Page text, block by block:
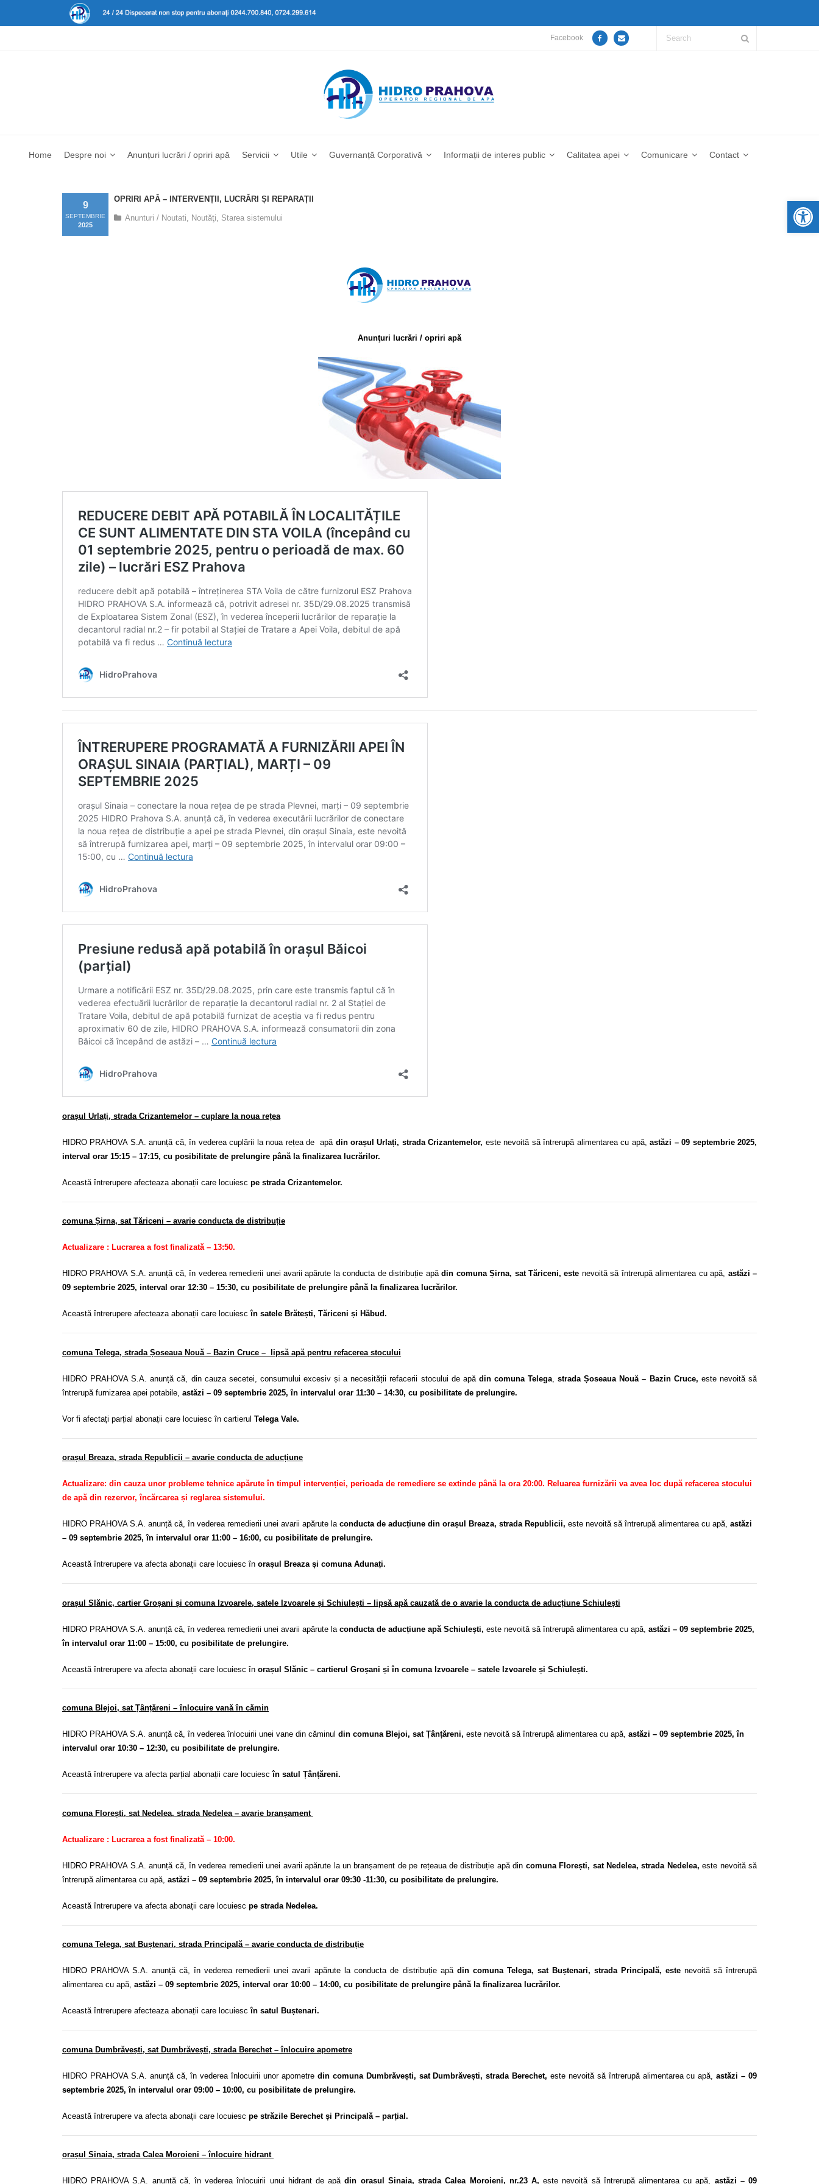
Facebook
Home Despre noi Anunțuri lucrări / opriri apă Servicii Utile Guvernanță Corporativă Informații de interes public Calitatea apei Comunicare Contact
OPRIRI APĂ – INTERVENȚII, LUCRĂRI ȘI REPARAȚII
9
SEPTEMBRIE
2025
Anunturi / Noutati Noutăţi Starea sistemului
Anunţuri lucrări / opriri apă
orașul Urlați, strada Crizantemelor – cuplare la noua rețea
HIDRO PRAHOVA S.A. anunță că, în vederea cuplării la noua rețea de apă din orașul Urlați, strada Crizantemelor, este nevoită să întrerupă alimentarea cu apă, astăzi – 09 septembrie 2025,
interval orar 15:15 – 17:15, cu posibilitate de prelungire până la finalizarea lucrărilor.
Această întrerupere afecteaza abonații care locuiesc pe strada Crizantemelor.
comuna Șirna, sat Tăriceni – avarie conducta de distribuție
Actualizare : Lucrarea a fost finalizată – 13:50.
HIDRO PRAHOVA S.A. anunță că, în vederea remedierii unei avarii apărute la conducta de distribuție apădin comuna Șirna, sat Tăriceni, este nevoită să întrerupă alimentarea cu apă, astăzi –
09 septembrie 2025, interval orar 12:30 – 15:30, cu posibilitate de prelungire până la finalizarea lucrărilor.
Această întrerupere afecteaza abonații care locuiescîn satele Brătești, Tăriceni și Hăbud.
comuna Telega, strada Șoseaua Nouă – Bazin Cruce – lipsă apă pentru refacerea stocului
HIDRO PRAHOVA S.A. anunță că, din cauza secetei, consumului excesiv și a necesității refacerii stocului de apă din comuna Telega ,strada Șoseaua Nouă – Bazin Cruce, este nevoită să
întrerupă furnizarea apei potabile, astăzi – 09 septembrie 2025, în intervalul orar 11:30 – 14:30, cu posibilitate de prelungire.
Vor fi afectați parțial abonații care locuiesc în cartierul Telega Vale.
orașul Breaza, strada Republicii – avarie conducta de aducțiune
Actualizare: din cauza unor probleme tehnice apărute în timpul intervenției, perioada de remediere se extinde până la ora 20:00. Reluarea furnizării va avea loc după refacerea stocului
de apă din rezervor, încărcarea și reglarea sistemului.
HIDRO PRAHOVA S.A. anunță că, în vederea remedierii unei avarii apărute la conducta de aducțiune din orașul Breaza, strada Republicii, este nevoită să întrerupă alimentarea cu apă, astăzi
– 09 septembrie 2025, în intervalul orar 11:00 – 16:00, cu posibilitate de prelungire.
Această întrerupere va afecta abonații care locuiesc în orașul Breaza și comuna Adunați.
orașul Slănic, cartier Groșani și comuna Izvoarele, satele Izvoarele și Schiulești – lipsă apă cauzată de o avarie la conducta de aducțiune Schiulești
HIDRO PRAHOVA S.A. anunță că, în vederea remedierii unei avarii apărute la conducta de aducțiune apă Schiulești, este nevoită să întrerupă alimentarea cu apă, astăzi – 09 septembrie 2025,
în intervalul orar 11:00 – 15:00, cu posibilitate de prelungire.
Această întrerupere va afecta abonații care locuiesc în orașul Slănic – cartierul Groșani și în comuna Izvoarele – satele Izvoarele și Schiulești.
comuna Blejoi, sat Țânțăreni – înlocuire vană în cămin
HIDRO PRAHOVA S.A. anunță că, în vederea înlocuirii unei vane din căminul din comuna Blejoi, sat Țânțăreni, este nevoită să întrerupă alimentarea cu apă, astăzi – 09 septembrie 2025, în
intervalul orar 10:30 – 12:30, cu posibilitate de prelungire.
Această întrerupere va afecta parțial abonații care locuiesc în satul Țânțăreni.
comuna Florești, sat Nedelea, strada Nedelea – avarie branșament
Actualizare : Lucrarea a fost finalizată – 10:00.
HIDRO PRAHOVA S.A. anunță că, în vederea remedierii unei avarii apărute la un branșament de pe rețeaua de distribuție apă din comuna Florești, sat Nedelea, strada Nedelea,este nevoită să
întrerupă alimentarea cu apă, astăzi – 09 septembrie 2025, în intervalul orar 09:30 -11:30, cu posibilitate de prelungire.
Această întrerupere va afecta abonații care locuiesc pe strada Nedelea.
comuna Telega, sat Buștenari, strada Principală – avarie conducta de distribuție
HIDRO PRAHOVA S.A. anunță că, în vederea remedierii unei avarii apărute la conducta de distribuție apă din comuna Telega, sat Buștenari, strada Principală, este nevoită să întrerupă
alimentarea cu apă, astăzi – 09 septembrie 2025, interval orar 10:00 – 14:00, cu posibilitate de prelungire până la finalizarea lucrărilor.
Această întrerupere afecteaza abonații care locuiescîn satul Buștenari.
comuna Dumbrăvești, sat Dumbrăvești, strada Berechet – înlocuire apometre
HIDRO PRAHOVA S.A. anunță că, în vederea înlocuirii unor apometre din comuna Dumbrăvești, sat Dumbrăvești, strada Berechet,este nevoită să întrerupă alimentarea cu apă,astăzi – 09
septembrie 2025, în intervalul orar 09:00 – 10:00, cu posibilitate de prelungire.
Această întrerupere va afecta abonații care locuiesc pe străzile Berechet și Principală – parțial.
orașul Sinaia, strada Calea Moroieni – înlocuire hidrant
HIDRO PRAHOVA S.A. anunță că, în vederea înlocuirii unui hidrant de apădin orașul Sinaia, strada Calea Moroieni, nr.23 A,este nevoită să întrerupă alimentarea cu apă, astăzi – 09